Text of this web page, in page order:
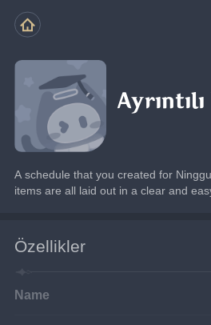
A schedule that you created for
items are all laid out in a clear and
Özellikler
Name